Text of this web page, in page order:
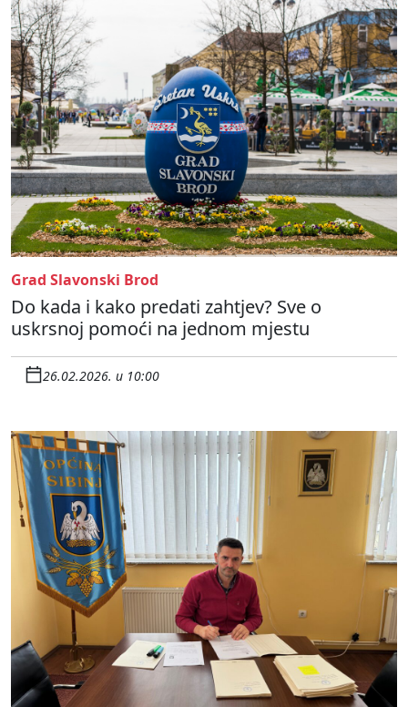
Grad Slavonski Brod
Do kada i kako predati zahtjev? Sve o
uskrsnoj pomoći na jednom mjestu
26.02.2026. u 10:00